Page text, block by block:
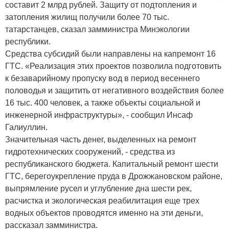
составит 2 млрд рублей. Защиту от подтопления и
затопления жилищ получили более 70 тыс.
татарстанцев, сказал замминистра Минэкологии
республики.
Средства субсидий были направлены на капремонт 16
ГТС. «Реализация этих проектов позволила подготовить
к безаварийному пропуску вод в период весеннего
половодья и защитить от негативного воздействия более
16 тыс. 400 человек, а также объекты социальной и
инженерной инфраструктуры», - сообщил Инсаф
Галиуллин.
Значительная часть денег, выделенных на ремонт
гидротехнических сооружений, - средства из
республиканского бюджета. Капитальный ремонт шести
ГТС, берегоукрепление пруда в Дрожжановском районе,
выпрямление русел и углубление дна шести рек,
расчистка и экологическая реабилитация еще трех
водных объектов проводятся именно на эти деньги,
рассказал замминистра.